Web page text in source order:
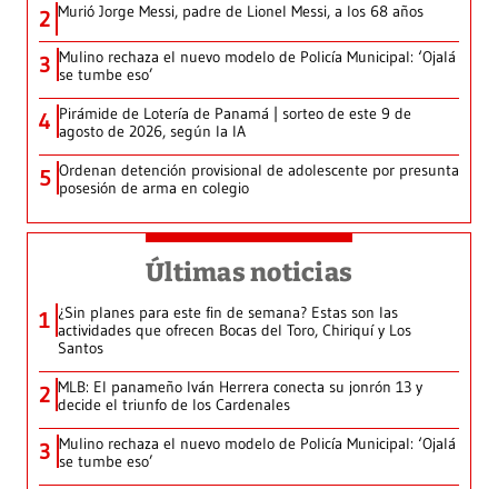
2 Murió Jorge Messi, padre de Lionel Messi, a los 68 años
3 Mulino rechaza el nuevo modelo de Policía Municipal: ‘Ojalá
se tumbe eso’
4 Pirámide de Lotería de Panamá | sorteo de este 9 de
agosto de 2026, según la IA
5 Ordenan detención provisional de adolescente por presunta
posesión de arma en colegio
Últimas noticias
1 ¿Sin planes para este fin de semana? Estas son las
actividades que ofrecen Bocas del Toro, Chiriquí y Los
Santos
2 MLB: El panameño Iván Herrera conecta su jonrón 13 y
decide el triunfo de los Cardenales
3 Mulino rechaza el nuevo modelo de Policía Municipal: ‘Ojalá
se tumbe eso’